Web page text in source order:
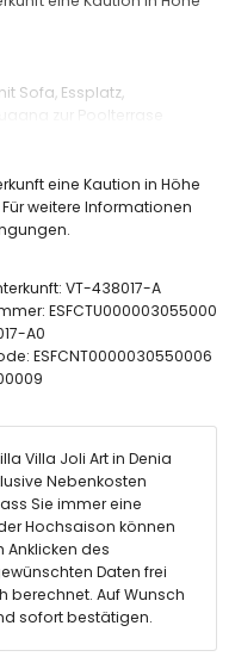
Sofa, Essplatz,
zur Poolterrase
und Klimaanlage
Klimaanlage, en-suite
Autos
der Villa
eine Kaution in Höhe
weitere Informationen
VT-438017-A
ESFCTU000003055000
A0
ESFCNT0000030550006
Villa Joli Art in Denia
Nebenkosten
Sie immer eine
Hochsaison können
Anklicken des
Daten frei
berechnet. Auf Wunsch
sofort bestätigen.